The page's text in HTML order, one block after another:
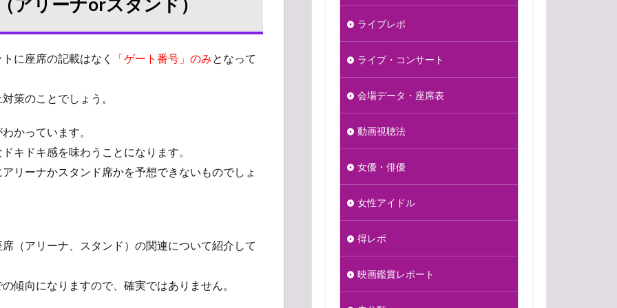
に座席の記載はなく 「ゲート番号」のみ となって
策のことでしょう。
かっています。
キドキ感を味わうことになります。
リーナかスタンド席かを予想できないものでしょ
（アリーナ、スタンド）の関連について紹介して
傾向になりますので、確実ではありません。
ライブレポ
ライブ・コンサート
会場データ・座席表
動画視聴法
女優・俳優
女性アイドル
得レポ
映画鑑賞レポート